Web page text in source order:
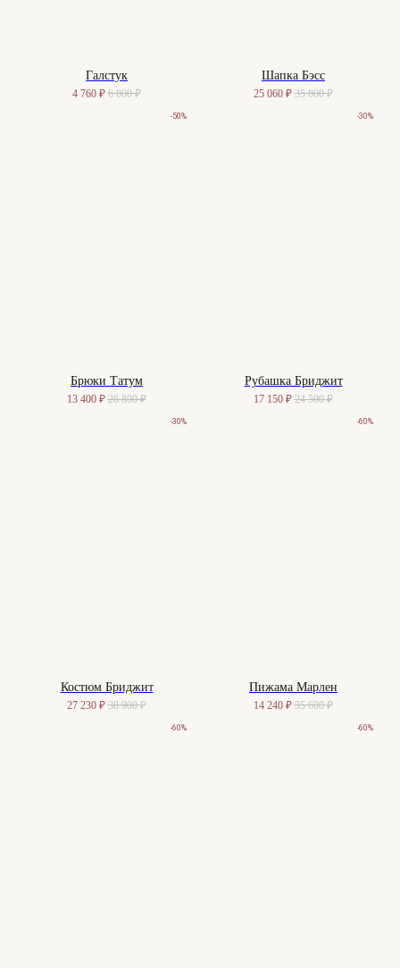
Галстук
4 760 ₽ 6 800 ₽
Шапка Бэсс
25 060 ₽ 35 800 ₽
-50%
Брюки Татум
13 400 ₽ 26 800 ₽
-30%
Рубашка Бриджит
17 150 ₽ 24 500 ₽
-30%
Костюм Бриджит
27 230 ₽ 38 900 ₽
-60%
Пижама Марлен
14 240 ₽ 35 600 ₽
-60% -60%
САНКТ-ПЕТЕРБУРГ
Офицерский переулок, 8с2
*Instagram принадлежит компании
Meta, признанной экстремистской
организацией и запрещенной в РФ